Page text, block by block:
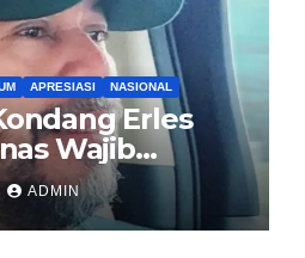
APRESIASI NASIONAL
Erles
Wajib
Singapura,
Kemerdekaan
ADMIN